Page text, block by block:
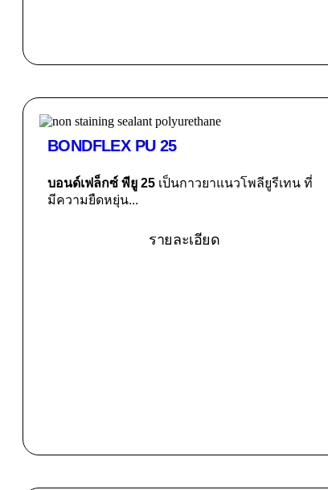
BONDFLEX PU 25
บอนด์เฟล็กซ์ พียู 25 เป็นกาวยาแนวโพลียูรีเทน ที่
มีความยืดหยุ่น...
รายละเอียด